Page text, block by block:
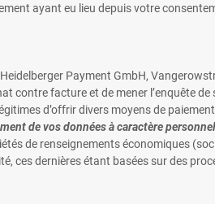
ayant eu lieu depuis votre
Payment GmbH,
contre facture et de mener l’enquête
d’offrir divers moyens de
de vos données à caractère
de renseignements économiques
ces dernières étant basées sur des